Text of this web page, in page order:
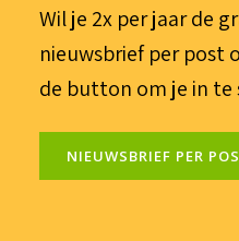
Wil je 2x per jaar de
nieuwsbrief per post
de button om je in te
NIEUWSBRIEF PER